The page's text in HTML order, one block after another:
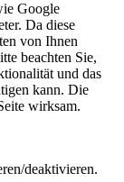
Google
Da diese
von Ihnen
beachten Sie,
und das
kann. Die
wirksam.
deaktivieren.